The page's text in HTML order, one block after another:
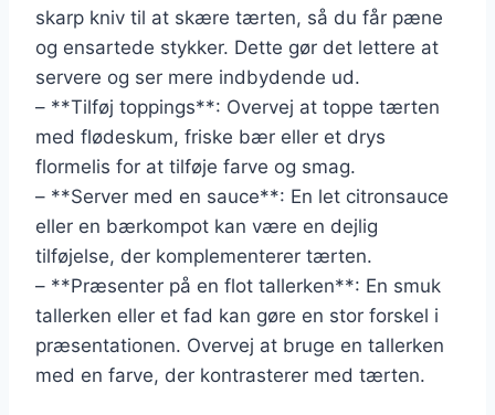
skarp kniv til at skære tærten, så du får pæne
og ensartede stykker. Dette gør det lettere at
servere og ser mere indbydende ud.
– **Tilføj toppings**: Overvej at toppe tærten
med flødeskum, friske bær eller et drys
flormelis for at tilføje farve og smag.
– **Server med en sauce**: En let citronsauce
eller en bærkompot kan være en dejlig
tilføjelse, der komplementerer tærten.
– **Præsenter på en flot tallerken**: En smuk
tallerken eller et fad kan gøre en stor forskel i
præsentationen. Overvej at bruge en tallerken
med en farve, der kontrasterer med tærten.